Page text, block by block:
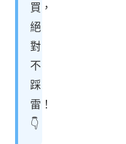
買，
絕
對
不
踩
雷！
👇